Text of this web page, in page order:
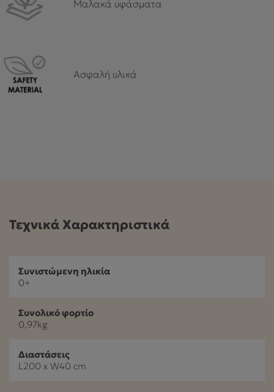
Μαλακά υφάσματα
Ασφαλή υλικά
Τεχνικά Χαρακτηριστικά
Συνιστώμενη ηλικία
0+
Συνολικό φορτίο
0,97kg
Διαστάσεις
L200 x W40 cm